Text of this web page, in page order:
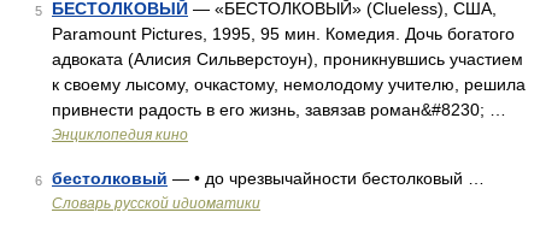
5 БЕСТОЛКОВЫЙ — «БЕСТОЛКОВЫЙ» (Clueless), США,
Paramount Pictures, 1995, 95 мин. Комедия. Дочь богатого
адвоката (Алисия Сильверстоун), проникнувшись участием
к своему лысому, очкастому, немолодому учителю, решила
привнести радость в его жизнь, завязав роман&#8230; …
Энциклопедия кино
6 бестолковый — • до чрезвычайности бестолковый …
Словарь русской идиоматики